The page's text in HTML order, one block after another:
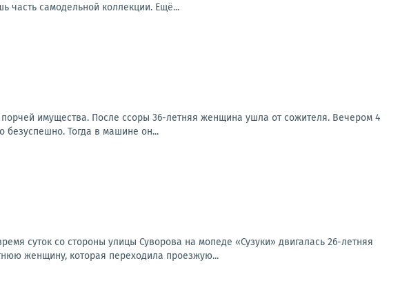
часть самодельной коллекции. Ещё...
имущества. После ссоры 36-летняя женщина ушла от сожителя. Вечером 4
Тогда в машине он...
суток со стороны улицы Суворова на мопеде «Сузуки» двигалась 26-летняя
женщину, которая переходила проезжую...